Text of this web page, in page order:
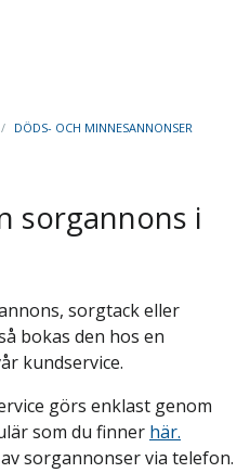
/ DÖDS- OCH MINNESANNONSER
sorgannons i
sorgtack eller
bokas den hos en
kundservice.
görs enklast genom
som du finner här.
sorgannonser via telefon.